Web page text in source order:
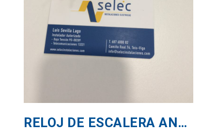
RELOJ DE ESCALERA ANTIGUO